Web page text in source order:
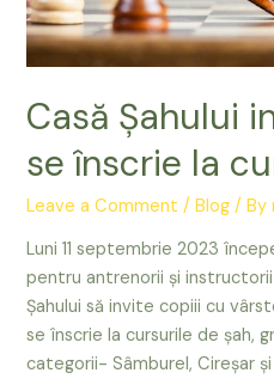
Casă Șahului
se înscrie la
Leave a Comment /Blog / By
Luni 11 septembrie 2023
pentru antrenorii și
Șahului să invite copiii cu
se înscrie la cursurile de șah,
categorii- Sâmburel, Cireșar